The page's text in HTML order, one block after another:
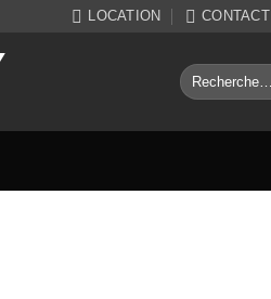
LOCATION CONTACT
Recherche
pour :